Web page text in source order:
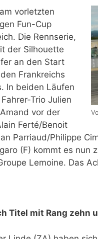
vorletzten
Fun-Cup
Die Rennserie,
der Silhouette
an den Start
Frankreichs
In beiden Läufen
Trio Julien
vor der
Ferté/Benoit
Parriaud/Philippe
(F) kommt es nun
Lemoine. Das
Titel mit Rang zehn